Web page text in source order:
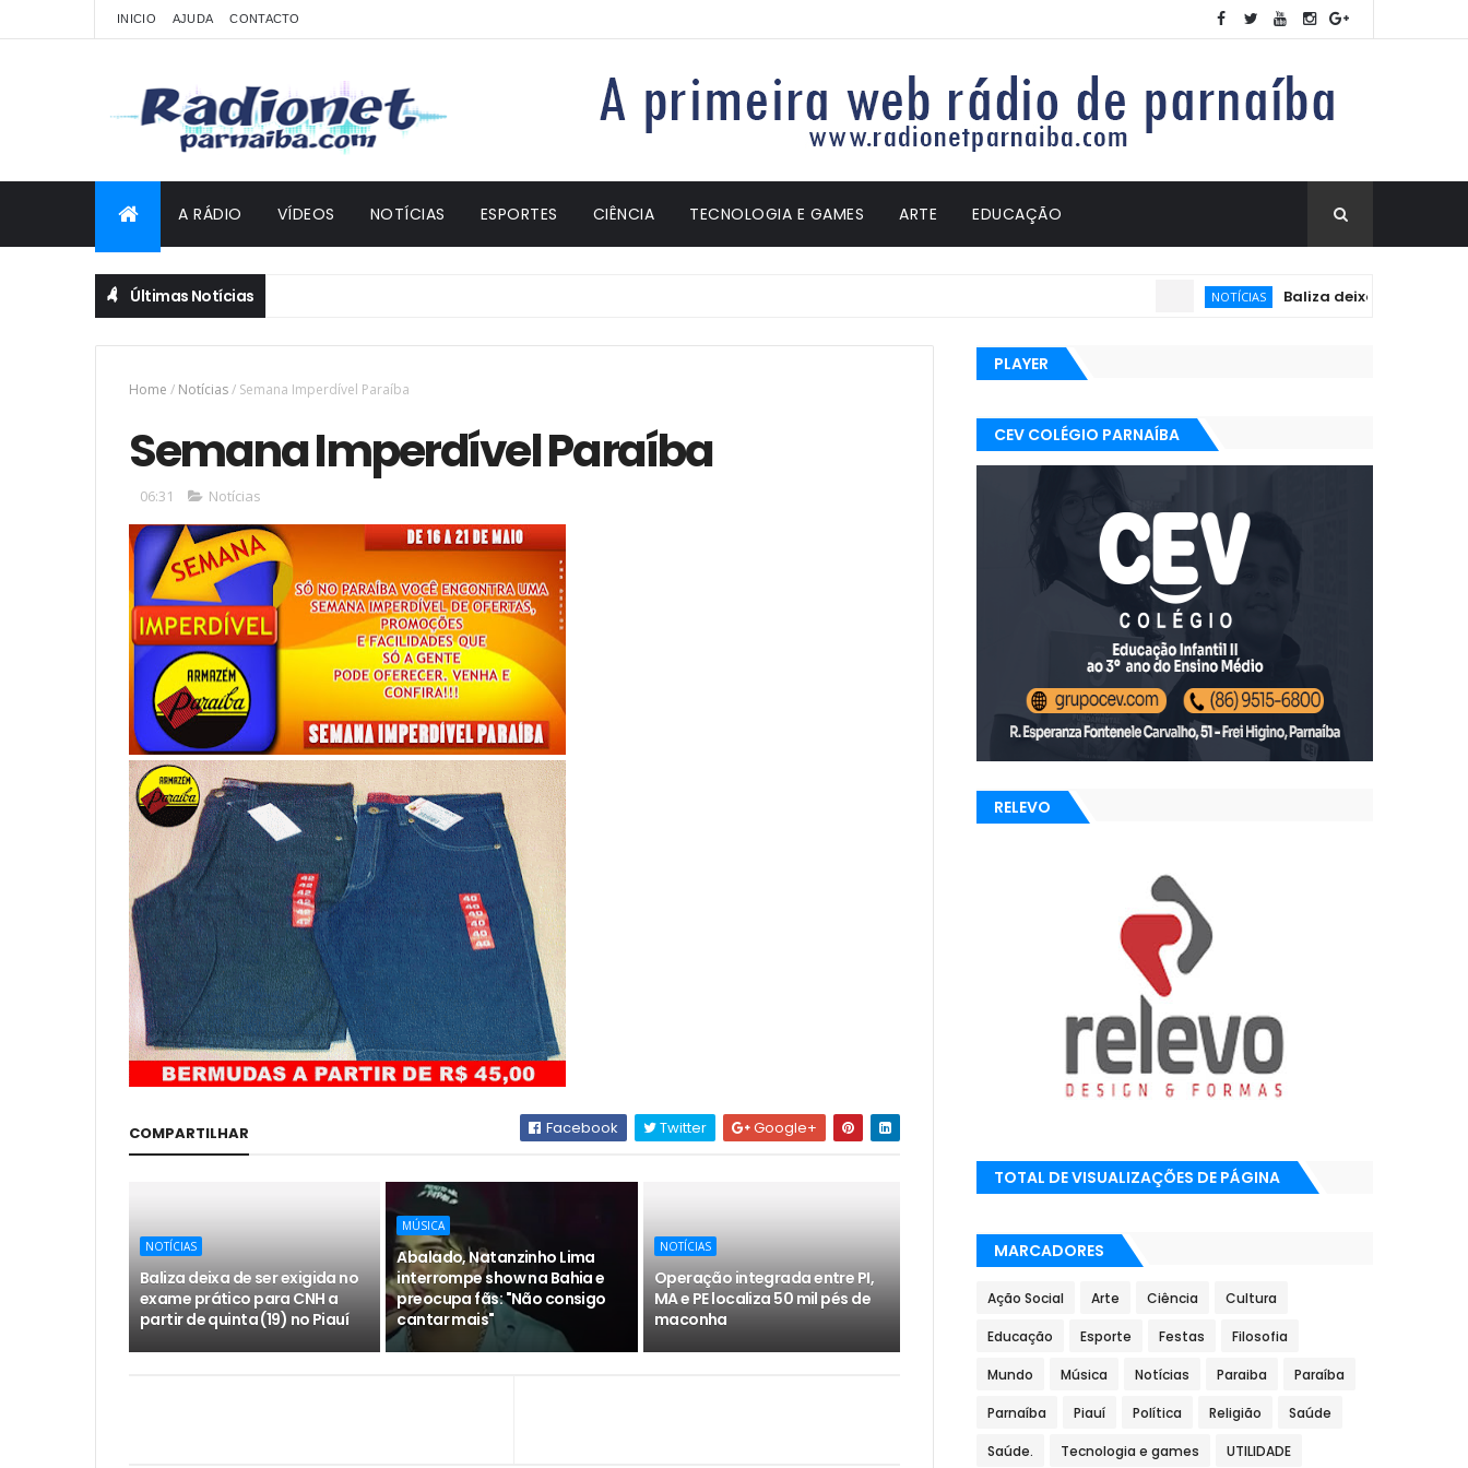
INICIO AJUDA CONTACTO
A RÁDIO VÍDEOS NOTÍCIAS ESPORTES CIÊNCIA TECNOLOGIA E GAMES ARTE EDUCAÇÃO
Últimas Notícias NOTÍCIAS Baliza deixa de ser exigida
Home / Notícias/ Semana Imperdível Paraíba
Semana Imperdível Paraíba
06:31 Notícias
COMPARTILHAR Facebook Twitter Google+
NOTÍCIAS
Baliza deixa de ser exigida no
exame prático para CNH a
partir de quinta (19) no Piauí
MÚSICA
Abalado, Natanzinho Lima
interrompe show na Bahia e
preocupa fãs: "Não consigo
cantar mais"
NOTÍCIAS
Operação integrada entre PI,
MA e PE localiza 50 mil pés de
maconha
PLAYER
CEV COLÉGIO PARNAÍBA
RELEVO
TOTAL DE VISUALIZAÇÕES DE PÁGINA
MARCADORES
Ação Social Arte Ciência Cultura
Educação Esporte Festas Filosofia
Mundo Música Notícias Paraiba Paraíba
Parnaíba Piauí Política Religião Saúde
Saúde. Tecnologia e games UTILIDADE